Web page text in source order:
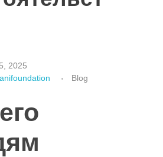
2025
Blog